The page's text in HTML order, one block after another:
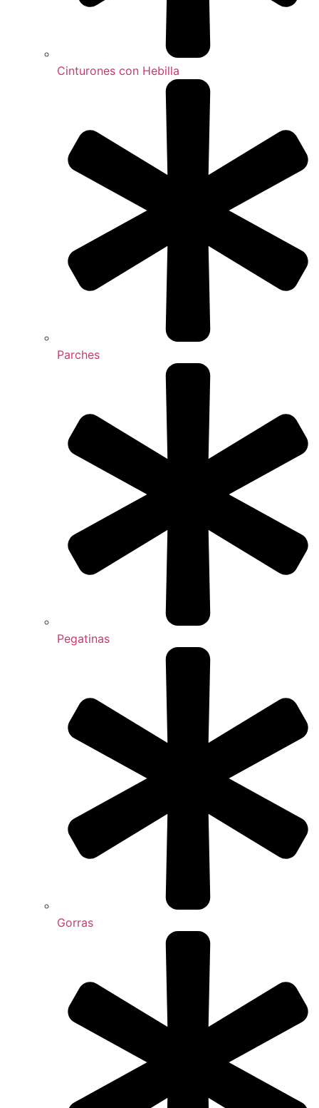
Cinturones con Hebilla
Parches
Pegatinas
Gorras